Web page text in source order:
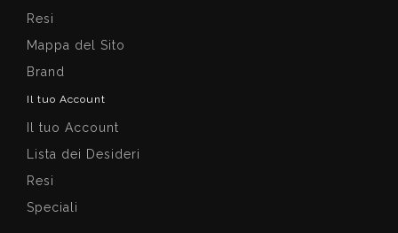
Resi
Mappa del Sito
Brand
Il tuo Account
Il tuo Account
Lista dei Desideri
Resi
Speciali